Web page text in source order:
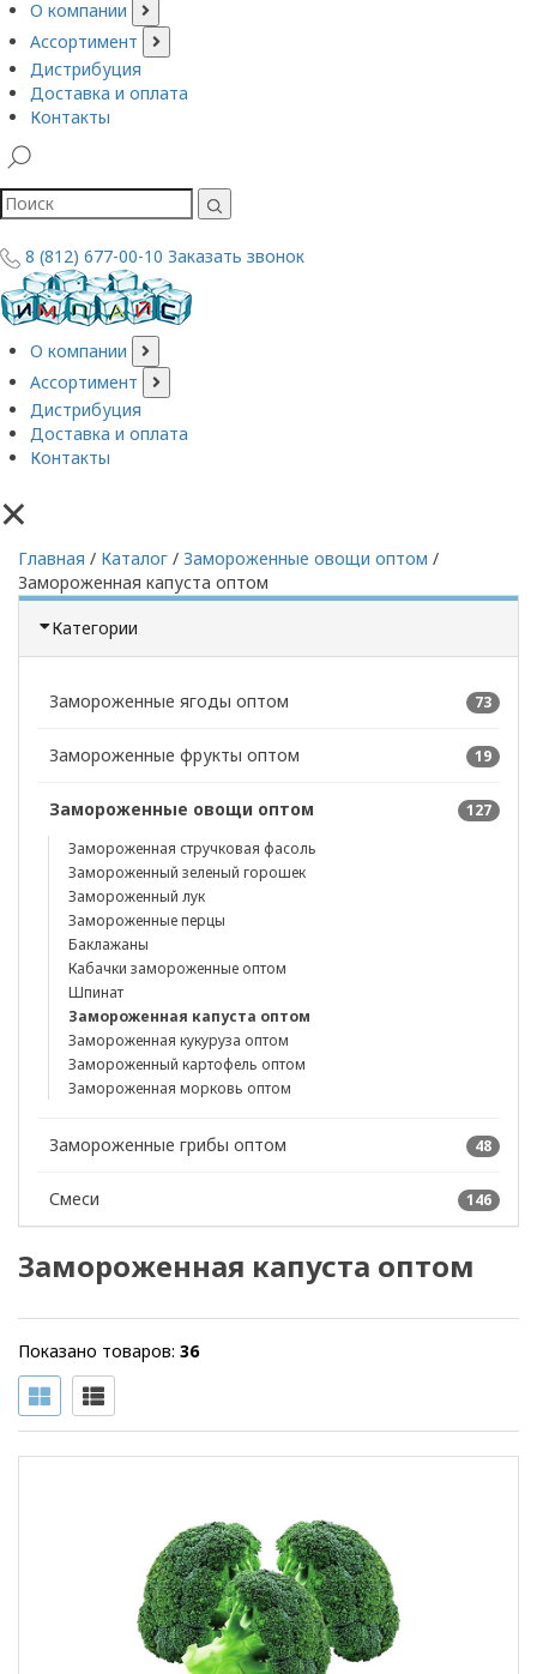
О компании
Ассортимент
Дистрибуция
Доставка и оплата
Контакты
8 (812) 677-00-10 Заказать звонок
О компании
Ассортимент
Дистрибуция
Доставка и оплата
Контакты
×
Главная / Каталог / Замороженные овощи оптом /
Замороженная капуста оптом
Категории
Замороженные ягоды оптом 73
Замороженные фрукты оптом 19
Замороженные овощи оптом
127
Замороженная стручковая фасоль
Замороженный зеленый горошек
Замороженный лук
Замороженные перцы
Баклажаны
Кабачки замороженные оптом
Шпинат
Замороженная капуста оптом
Замороженная кукуруза оптом
Замороженный картофель оптом
Замороженная морковь оптом
Замороженные грибы оптом 48
Смеси 146
Замороженная капуста оптом
Показано товаров: 36